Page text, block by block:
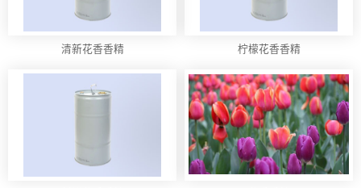
清新花香香精 柠檬花香香精